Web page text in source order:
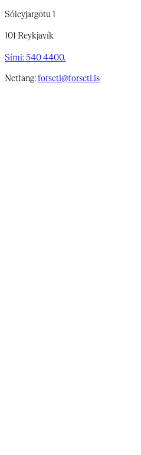
Sóleyjargötu 1
101 Reykjavík
Sími: 540 4400.
Netfang:forseti@forseti.is